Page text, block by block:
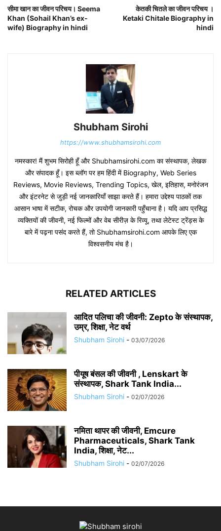
सीमा खान का जीवन परिचय। Seema
Khan (Sohail Khan’s ex-
wife) Biography in hindi
केतकी चितले का जीवन परिचय ।
Ketaki Chitale Biography in
hindi
Shubham Sirohi
https://www.shubhamsirohi.com
नमस्कार! मैं शुभम सिरोही हूँ और Shubhamsirohi.com का संस्थापक, लेखक
और संपादक हूँ। इस ब्लॉग पर हम हिंदी में Biography, Web Series
Reviews, Movie Reviews, Trending Topics, खेल, इतिहास, मनोरंजन
और इंटरनेट से जुड़ी नई जानकारियाँ साझा करते हैं। हमारा उद्देश्य पाठकों तक
आसान भाषा में सटीक, रोचक और उपयोगी जानकारी पहुँचाना है। यदि आप प्रसिद्ध
व्यक्तियों की जीवनी, नई फिल्मों और वेब सीरीज़ के रिव्यू, तथा लेटेस्ट ट्रेंड्स के
बारे में पढ़ना पसंद करते हैं, तो Shubhamsirohi.com आपके लिए एक
विश्वसनीय मंच है।
RELATED ARTICLES
आदित पलिचा की जीवनी: Zepto के संस्थापक,
उम्र, शिक्षा, नेट वर्थ
Shubham Sirohi - 03/07/2026
पीयूष बंसल की जीवनी , Lenskart के
संस्थापक, Shark Tank India...
Shubham Sirohi - 02/07/2026
नमिता थापर की जीवनी, Emcure
Pharmaceuticals, Shark Tank
India, शिक्षा, नेट...
Shubham Sirohi - 02/07/2026